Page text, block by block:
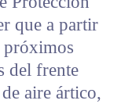
que a partir
próximos
del frente
aire ártico,